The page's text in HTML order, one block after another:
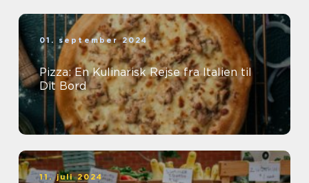
01. september 2024
Pizza: En Kulinarisk Rejse fra Italien til
Dit Bord
11. juli 2024